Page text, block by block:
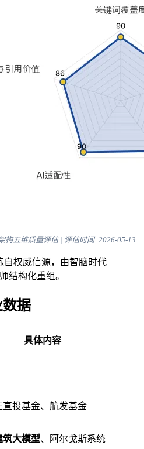
构五维质量评估 | 评估时间: 2026-05-13
自权威信源，由智脑时代
结构化重组。
数据
具体内容
直投基金、航发基金
筑大模型、阿尔戈斯系统